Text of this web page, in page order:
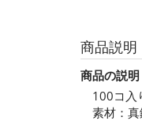
商品説明
商品の説明
100コ入
素材：真